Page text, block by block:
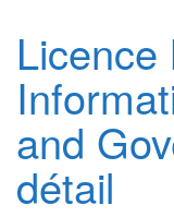
and
détail